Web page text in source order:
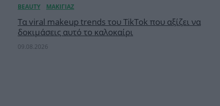
Τα viral makeup trends του TikTok που αξίζει να
δοκιμάσεις αυτό το καλοκαίρι
09.08.2026